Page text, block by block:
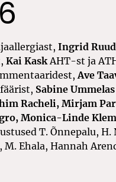
Ingrid
Kai KaskAHT-st ja
Ave
Sabine Ummelas
Racheli, Mirjam
Monica-Linde
T. Õnnepalu,
M. Ehala, Hannah